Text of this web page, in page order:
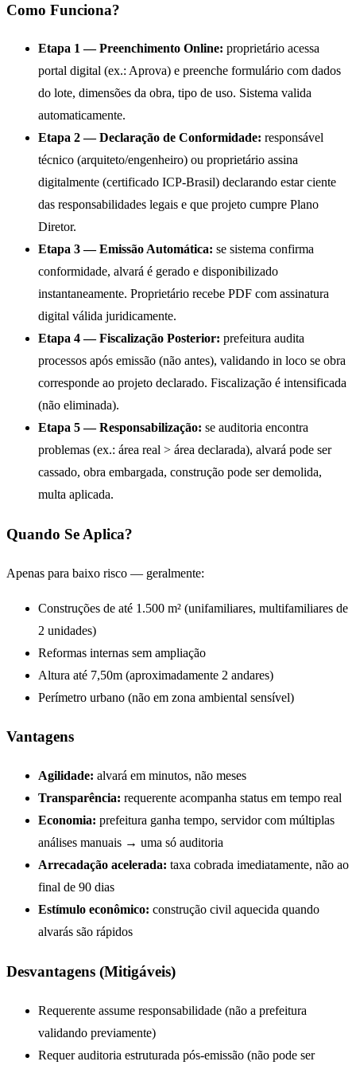
Como Funciona?
Etapa 1 — Preenchimento Online: proprietário acessa
portal digital (ex.: Aprova) e preenche formulário com dados
do lote, dimensões da obra, tipo de uso. Sistema valida
automaticamente.
Etapa 2 — Declaração de Conformidade: responsável
técnico (arquiteto/engenheiro) ou proprietário assina
digitalmente (certificado ICP-Brasil) declarando estar ciente
das responsabilidades legais e que projeto cumpre Plano
Diretor.
Etapa 3 — Emissão Automática: se sistema confirma
conformidade, alvará é gerado e disponibilizado
instantaneamente. Proprietário recebe PDF com assinatura
digital válida juridicamente.
Etapa 4 — Fiscalização Posterior: prefeitura audita
processos após emissão (não antes), validando in loco se obra
corresponde ao projeto declarado. Fiscalização é intensificada
(não eliminada).
Etapa 5 — Responsabilização: se auditoria encontra
problemas (ex.: área real > área declarada), alvará pode ser
cassado, obra embargada, construção pode ser demolida,
multa aplicada.
Quando Se Aplica?
Apenas para baixo risco — geralmente:
Construções de até 1.500 m² (unifamiliares, multifamiliares de
2 unidades)
Reformas internas sem ampliação
Altura até 7,50m (aproximadamente 2 andares)
Perímetro urbano (não em zona ambiental sensível)
Vantagens
Agilidade: alvará em minutos, não meses
Transparência: requerente acompanha status em tempo real
Economia: prefeitura ganha tempo, servidor com múltiplas
análises manuais → uma só auditoria
Arrecadação acelerada: taxa cobrada imediatamente, não ao
final de 90 dias
Estímulo econômico: construção civil aquecida quando
alvarás são rápidos
Desvantagens (Mitigáveis)
Requerente assume responsabilidade (não a prefeitura
validando previamente)
Requer auditoria estruturada pós-emissão (não pode ser